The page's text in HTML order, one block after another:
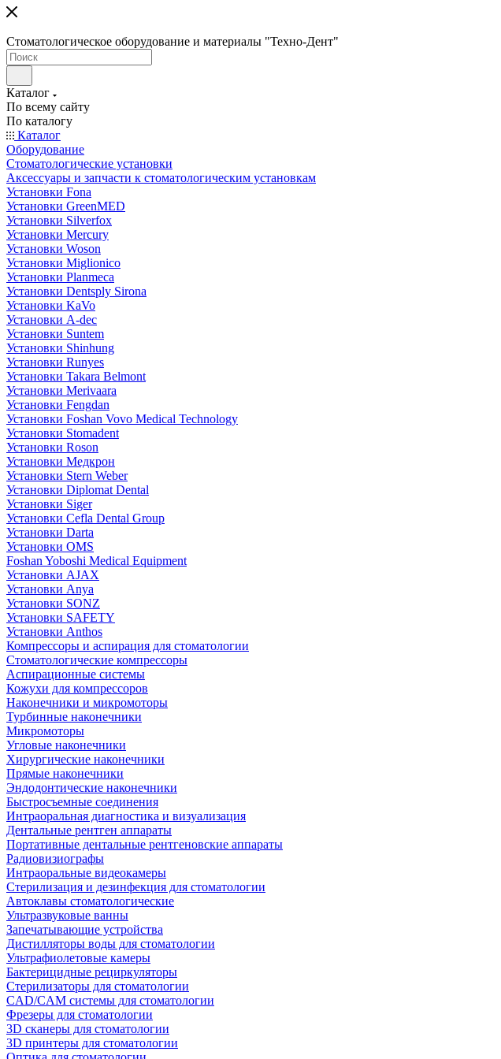
Стоматологическое оборудование и материалы "Техно-Дент"
Каталог
По всему сайту
По каталогу
Каталог
Оборудование
Стоматологические установки
Аксессуары и запчасти к стоматологическим установкам
Установки Fona
Установки GreenMED
Установки Silverfox
Установки Mercury
Установки Woson
Установки Miglionico
Установки Planmeca
Установки Dentsply Sirona
Установки KaVo
Установки A-dec
Установки Suntem
Установки Shinhung
Установки Runyes
Установки Takara Belmont
Установки Merivaara
Установки Fengdan
Установки Foshan Vovo Medical Technology
Установки Stomadent
Установки Roson
Установки Медкрон
Установки Stern Weber
Установки Diplomat Dental
Установки Siger
Установки Cefla Dental Group
Установки Darta
Установки OMS
Foshan Yoboshi Medical Equipment
Установки AJAX
Установки Anya
Установки SONZ
Установки SAFETY
Установки Anthos
Компрессоры и аспирация для стоматологии
Стоматологические компрессоры
Аспирационные системы
Кожухи для компрессоров
Наконечники и микромоторы
Турбинные наконечники
Микромоторы
Угловые наконечники
Хирургические наконечники
Прямые наконечники
Эндодонтические наконечники
Быстросъемные соединения
Интраоральная диагностика и визуализация
Дентальные рентген аппараты
Портативные дентальные рентгеновские аппараты
Радиовизиографы
Интраоральные видеокамеры
Стерилизация и дезинфекция для стоматологии
Автоклавы стоматологические
Ультразвуковые ванны
Запечатывающие устройства
Дистилляторы воды для стоматологии
Ультрафиолетовые камеры
Бактерицидные рециркуляторы
Стерилизаторы для стоматологии
CAD/CAM системы для стоматологии
Фрезеры для стоматологии
3D cканеры для стоматологии
3D принтеры для стоматологии